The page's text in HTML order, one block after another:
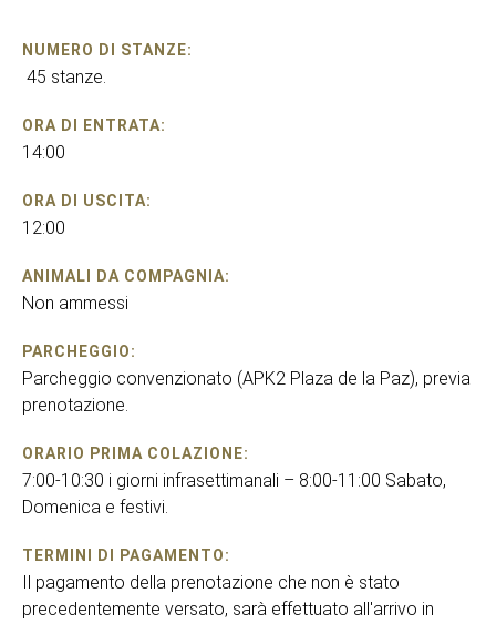
NUMERO DI STANZE:
45 stanze.
ORA DI ENTRATA:
14:00
ORA DI USCITA:
12:00
ANIMALI DA COMPAGNIA:
Non ammessi
PARCHEGGIO:
Parcheggio convenzionato (APK2 Plaza de la Paz), previa
prenotazione.
ORARIO PRIMA COLAZIONE:
7:00-10:30 i giorni infrasettimanali – 8:00-11:00 Sabato,
Domenica e festivi.
TERMINI DI PAGAMENTO:
Il pagamento della prenotazione che non è stato
precedentemente versato, sarà effettuato all'arrivo in